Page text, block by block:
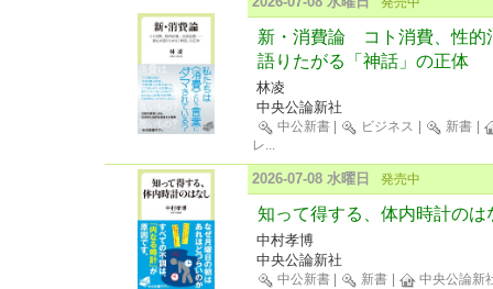
新・消費論 コト消費、性
語りたがる「神話」の正体
林凌
中央公論新社
中公新書 ビジネス 新書
レ...
2026-07-08 水曜日 発売中
知って得する、体内時計のは
中村孝博
中央公論新社
中公新書 新書 中央公論新